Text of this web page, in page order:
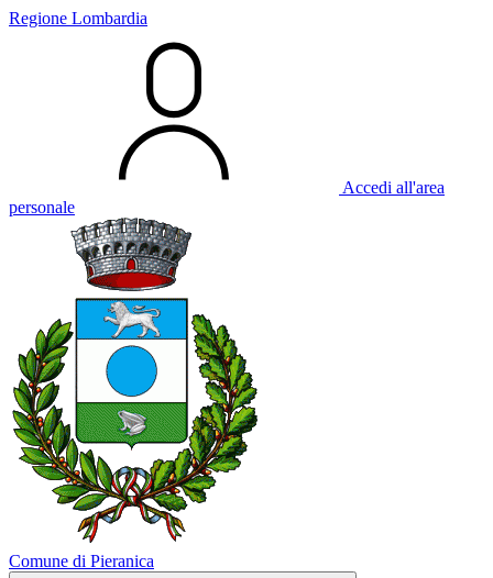
Regione Lombardia
Accedi all'area
personale
Comune di Pieranica